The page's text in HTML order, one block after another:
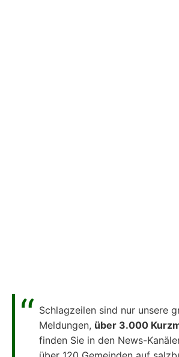
Schlagzeilen sind nur unsere
Meldungen, über 3.000
finden Sie in den News-